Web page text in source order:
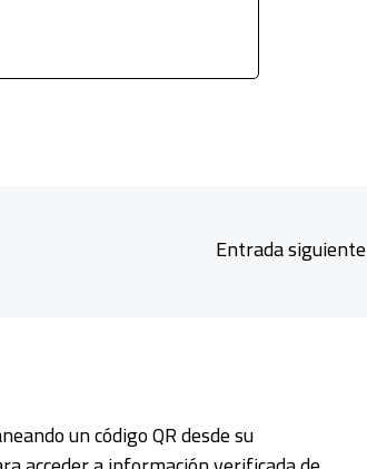
Entrada siguiente